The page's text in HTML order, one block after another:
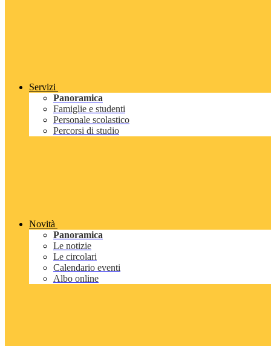
Servizi
Panoramica
Famiglie e studenti
Personale scolastico
Percorsi di studio
Novità
Panoramica
Le notizie
Le circolari
Calendario eventi
Albo online